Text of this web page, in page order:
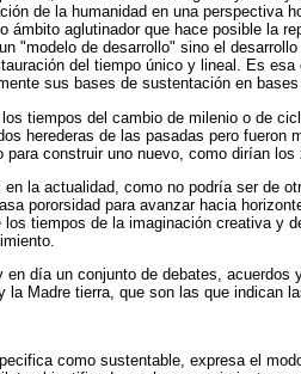
de la humanidad en una perspectiva
ámbito aglutinador que hace posible la
"modelo de desarrollo" sino el
del tiempo único y lineal. Es
sus bases de sustentación en
tiempos del cambio de milenio o de
herederas de las pasadas pero
construir uno nuevo, como dirían los
en la actualidad, como no podría ser de
pororsidad para avanzar hacia
los tiempos de la imaginación creativa
en día un conjunto de debates,
la Madre tierra, que son las que indican
como sustentable, expresa el